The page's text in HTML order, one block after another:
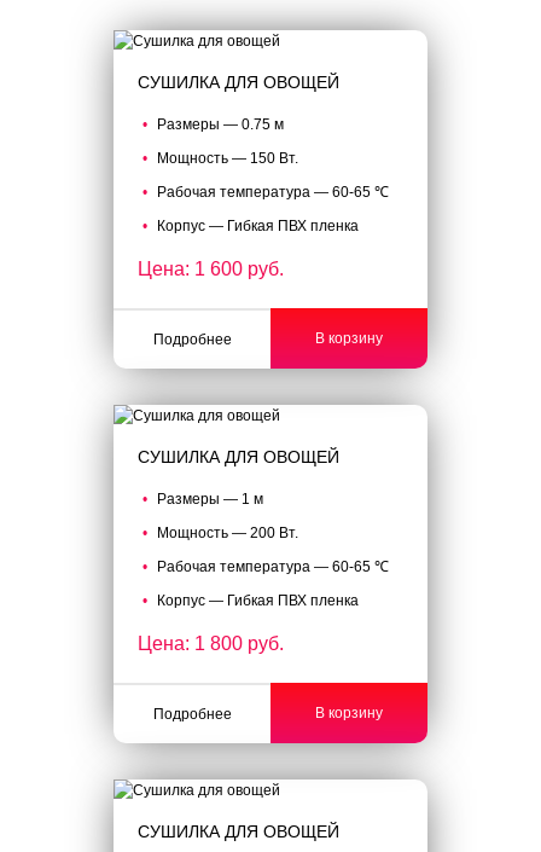
СУШИЛКА ДЛЯ ОВОЩЕЙ
Размеры — 0.75 м
Мощность — 150 Вт.
Рабочая температура — 60-65 ℃
Корпус — Гибкая ПВХ пленка
Цена: 1 600 руб.
Подробнее В корзину
СУШИЛКА ДЛЯ ОВОЩЕЙ
Размеры — 1 м
Мощность — 200 Вт.
Рабочая температура — 60-65 ℃
Корпус — Гибкая ПВХ пленка
Цена: 1 800 руб.
Подробнее В корзину
СУШИЛКА ДЛЯ ОВОЩЕЙ